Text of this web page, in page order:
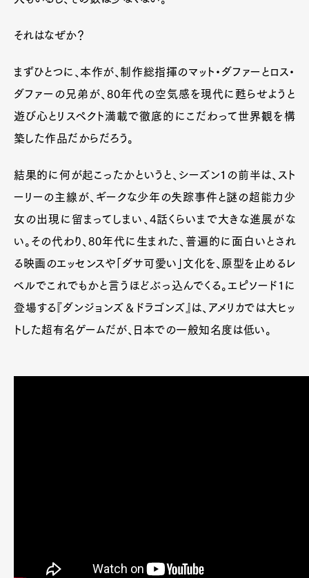
それはなぜか？
まずひとつに、本作が、制作総指揮のマット・ダファーとロス・
ダファーの兄弟が、80年代の空気感を現代に甦らせようと
遊び心とリスペクト満載で徹底的にこだわって世界観を構
築した作品だからだろう。
結果的に何が起こったかというと、シーズン1の前半は、スト
ーリーの主線が、ギークな少年の失踪事件と謎の超能力少
女の出現に留まってしまい、4話くらいまで大きな進展がな
い。その代わり、80年代に生まれた、普遍的に面白いとされ
る映画のエッセンスや「ダサ可愛い」文化を、原型を止めるレ
ベルでこれでもかと言うほどぶっ込んでくる。エピソード1に
登場する『ダンジョンズ＆ドラゴンズ』は、アメリカでは大ヒッ
トした超有名ゲームだが、日本での一般知名度は低い。